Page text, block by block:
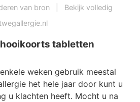
van bron
Bekijk volledig
tabletten
weken gebruik meestal
het hele jaar door kunt u
u klachten heeft. Mocht u na